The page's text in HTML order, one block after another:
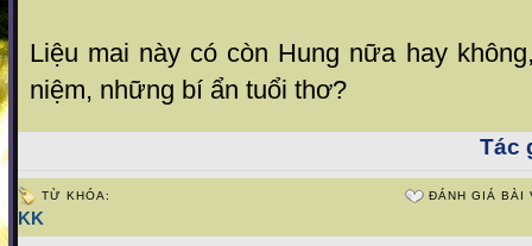
Liệu mai này có còn Hung nữa hay
niệm, những bí ẩn tuổi thơ?
Tác
TỪ KHÓA:
KK
ĐÁNH GIÁ BÀI